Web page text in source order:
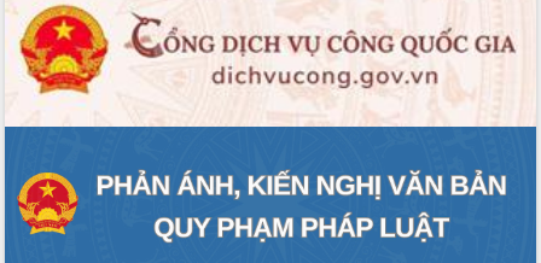
Hội thảo góp ý hồ sơ điều chỉnh quy
hoạch tỉnh Đắk Lắk thời kỳ 2021-2030,
tầm nhìn đến năm 2050
Nâng cao hiệu quả hoạt động của các
doanh nghiệp nhà nước
truyền số liệu chuyên dùng phục vụ cơ
quan Đảng, Nhà nước
Lễ phát động chuỗi hoạt động chung
tay làm sạch môi trường